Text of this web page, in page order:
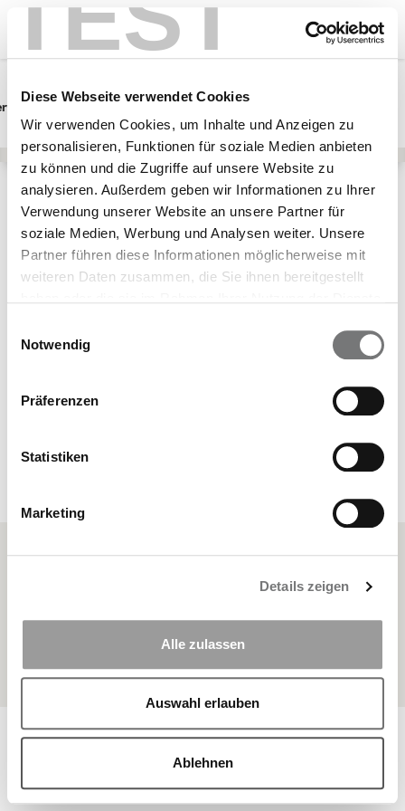
Diese Webseite verwendet Cookies
Wir verwenden Cookies, um Inhalte und Anzeigen zu
personalisieren, Funktionen für soziale Medien anbieten
zu können und die Zugriffe auf unsere Website zu
analysieren. Außerdem geben wir Informationen zu Ihrer
Verwendung unserer Website an unsere Partner für
soziale Medien, Werbung und Analysen weiter. Unsere
Partner führen diese Informationen möglicherweise mit
weiteren Daten zusammen, die Sie ihnen bereitgestellt
Notwendig
Präferenzen
Statistiken
Marketing
Details zeigen
Alle zulassen
Auswahl erlauben
Ablehnen
Lebensphasen
Teenager & junge Erwachsene
Kompass
Teilnehmende Krankenkassen
Schön, dass Du
interessierst!
FAQ
Impressum
© Copyright 2026 BKK Landesverband Bayern | Alle Rechte